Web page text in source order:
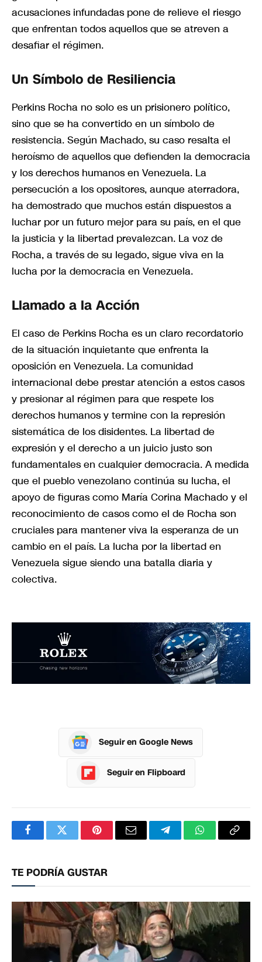
acusaciones infundadas pone de relieve el riesgo
que enfrentan todos aquellos que se atreven a
desafiar el régimen.
Un Símbolo de Resiliencia
Perkins Rocha no solo es un prisionero político,
sino que se ha convertido en un símbolo de
resistencia. Según Machado, su caso resalta el
heroísmo de aquellos que defienden la democracia
y los derechos humanos en Venezuela. La
persecución a los opositores, aunque aterradora,
ha demostrado que muchos están dispuestos a
luchar por un futuro mejor para su país, en el que
la justicia y la libertad prevalezcan. La voz de
Rocha, a través de su legado, sigue viva en la
lucha por la democracia en Venezuela.
Llamado a la Acción
El caso de Perkins Rocha es un claro recordatorio
de la situación inquietante que enfrenta la
oposición en Venezuela. La comunidad
internacional debe prestar atención a estos casos
y presionar al régimen para que respete los
derechos humanos y termine con la represión
sistemática de los disidentes. La libertad de
expresión y el derecho a un juicio justo son
fundamentales en cualquier democracia. A medida
que el pueblo venezolano continúa su lucha, el
apoyo de figuras como María Corina Machado y el
reconocimiento de casos como el de Rocha son
cruciales para mantener viva la esperanza de un
cambio en el país. La lucha por la libertad en
Venezuela sigue siendo una batalla diaria y
colectiva.
Seguir en Google News
Seguir en Flipboard
FacebookTwitterPinterestCorreoTelegramWhatsApp
TE PODRÍA GUSTAR